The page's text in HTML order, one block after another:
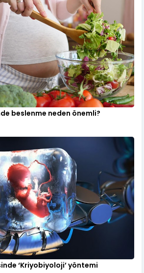
beslenme neden önemli?
‘Kriyobiyoloji’ yöntemi